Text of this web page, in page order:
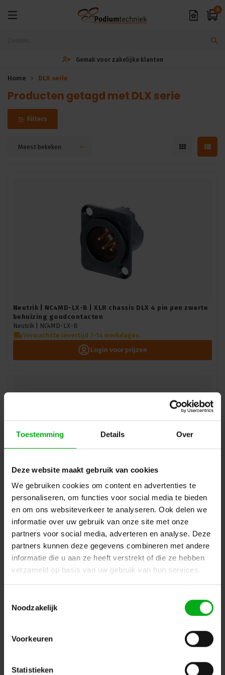
Toestemming Details Over
Deze website maakt gebruik van cookies
We gebruiken cookies om content en advertenties te
personaliseren, om functies voor social media te bieden
en om ons websiteverkeer te analyseren. Ook delen we
informatie over uw gebruik van onze site met onze
partners voor social media, adverteren en analyse. Deze
partners kunnen deze gegevens combineren met andere
informatie die u aan ze heeft verstrekt of die ze hebben
verzameld op basis van uw gebruik van hun services.
Noodzakelijk
Voorkeuren
Statistieken
0
Gemak voor zakelijke klanten
Home DLX serie
Producten getagd met DLX serie
Filters
Meest bekeken
Neutrik | NC4MD-LX-B | XLR chassis DLX 4 pin pen zwarte
behuizing goudcontacten
Neutrik |
NC4MD-LX-B
Verwachtte levertijd 7-14 werkdagen
Login voor prijzen
Neutrik | NC3MD-LX-BAG | XLR chassis DLX 3 pin pen
Neutrik |NC3MD-LX-BAG
Direct leverbaar
Login voor prijzen